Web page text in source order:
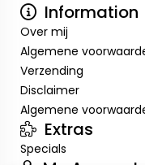
Information
Over mij
Algemene
Verzending
Disclaimer
Algemene
Extras
Specials